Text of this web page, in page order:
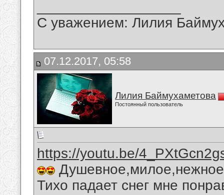
С уважением: Лилия
07.12.2017, 05:58
Лилия Баймухаметова
Постоянный пользователь
https://youtu.be/
Тихо падает снег мне